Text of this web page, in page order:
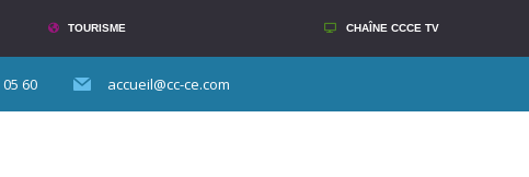
TOURISME CHAÎNE CCCE TV
60 accueil@cc-ce.com